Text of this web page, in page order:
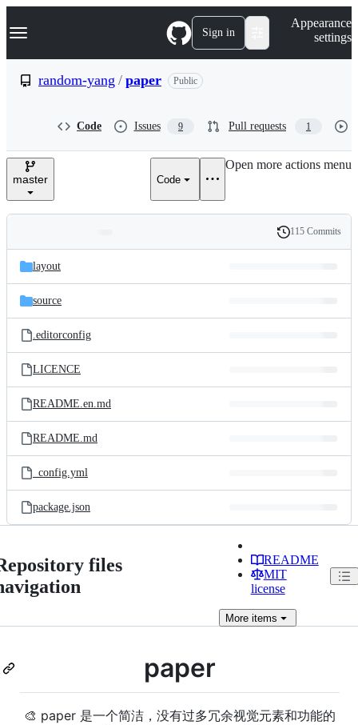
k
p
e
Navigation Menu Sign in
Appearance
settings
random-yang / paper Public
Code Issues 9 Pull requests 1
master Code
Open more actions menu
and
files
Latest
commit
History
115 Commits
layout
source
.editorconfig
LICENCE
README.en.md
README.md
_config.yml
package.json
files
README
MIT
license
Moreitems
paper
🎨 paper 是一个简洁，没有过多冗余视觉元素和功能的